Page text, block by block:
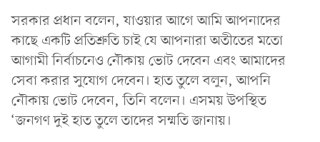
সরকার প্রধান বলেন, যাওয়ার আগে আমি আপনাদের
কাছে একটি প্রতিশ্রুতি চাই যে আপনারা অতীতের মতো
আগামী নির্বাচনেও নৌকায় ভোট দেবেন এবং আমাদের
সেবা করার সুযোগ দেবেন। হাত তুলে বলুন, আপনি
নৌকায় ভোট দেবেন, তিনি বলেন। এসময় উপস্থিত
‘জনগণ দুই হাত তুলে তাদের সম্মতি জানায়।